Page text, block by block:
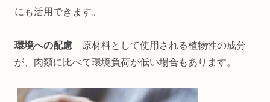
にも活用できます。
環境への配慮
原材料として使用される植物性の成分
が、肉類に比べて環境負荷が低い場合もあります。